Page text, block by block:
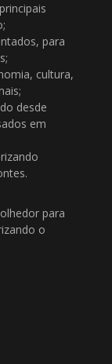
para
cultura,
desde
em
para
o